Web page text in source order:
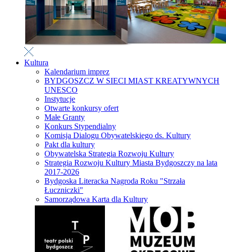
Kultura
Kalendarium imprez
BYDGOSZCZ W SIECI MIAST KREATYWNYCH
UNESCO
Instytucje
Otwarte konkursy ofert
Małe Granty
Konkurs Stypendialny
Komisja Dialogu Obywatelskiego ds. Kultury
Pakt dla kultury
Obywatelska Strategia Rozwoju Kultury
Strategia Rozwoju Kultury Miasta Bydgoszczy na lata
2017-2026
Bydgoska Literacka Nagroda Roku "Strzała
Łuczniczki"
Samorządowa Karta dla Kultury